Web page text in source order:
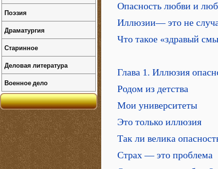
Опасность любви и
Иллюзии— это не
Что такое «здравый
Глава 1. Иллюзия
Родом из детства
Мои университеты
Это только иллюзия
Так ли велика
Страх — это проблема
Поэзия
Драматургия
Старинное
Деловая литература
Военное дело